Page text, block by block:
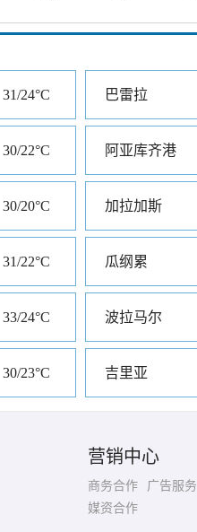
31/24°C 巴雷拉
30/22°C 阿亚库齐港
30/20°C 加拉加斯
31/22°C 瓜纲累
33/24°C 波拉马尔
30/23°C 吉里亚
营销中心
商务合作
广告服务
媒资合作